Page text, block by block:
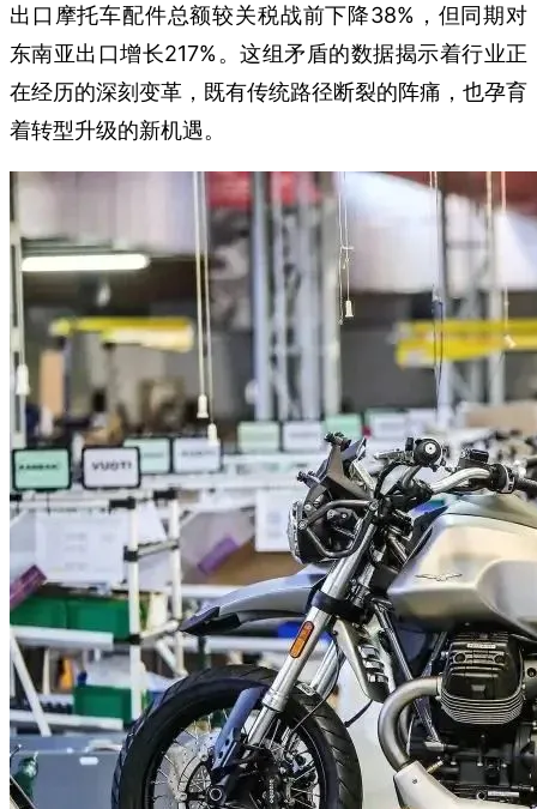
出口摩托车配件总额较关税战前下降38%，但同期对
东南亚出口增长217%。这组矛盾的数据揭示着行业正
在经历的深刻变革，既有传统路径断裂的阵痛，也孕育
着转型升级的新机遇。